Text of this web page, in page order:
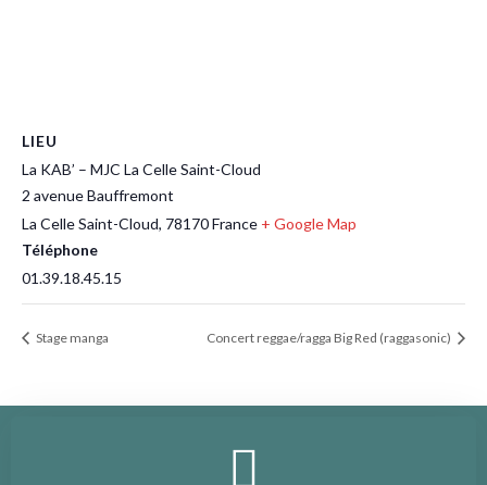
LIEU
La KAB’ – MJC La Celle Saint-Cloud
2 avenue Bauffremont
La Celle Saint-Cloud, 78170France + Google Map
Téléphone
01.39.18.45.15
Stage manga Concert reggae/ragga Big Red (raggasonic)